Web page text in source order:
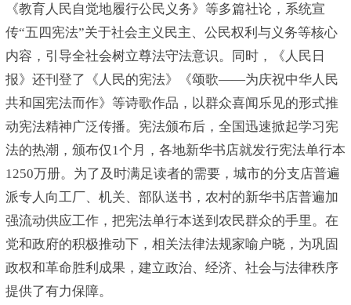
《教育人民自觉地履行公民义务》等多篇社论，系统宣
传“五四宪法”关于社会主义民主、公民权利与义务等核心
内容，引导全社会树立尊法守法意识。同时，《人民日
报》还刊登了《人民的宪法》《颂歌——为庆祝中华人民
共和国宪法而作》等诗歌作品，以群众喜闻乐见的形式推
动宪法精神广泛传播。宪法颁布后，全国迅速掀起学习宪
法的热潮，颁布仅1个月，各地新华书店就发行宪法单行本
1250万册。为了及时满足读者的需要，城市的分支店普遍
派专人向工厂、机关、部队送书，农村的新华书店普遍加
强流动供应工作，把宪法单行本送到农民群众的手里。在
党和政府的积极推动下，相关法律法规家喻户晓，为巩固
政权和革命胜利成果，建立政治、经济、社会与法律秩序
提供了有力保障。